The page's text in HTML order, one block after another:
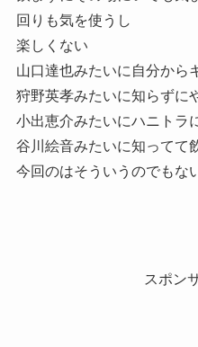
回りも気を使うし
楽しくない
山口達也みたいに自分から
狩野英孝みたいに知らずに
小出恵介みたいにハニトラ
谷川絵音みたいに知ってて
今回のはそういうのでもな
スポン